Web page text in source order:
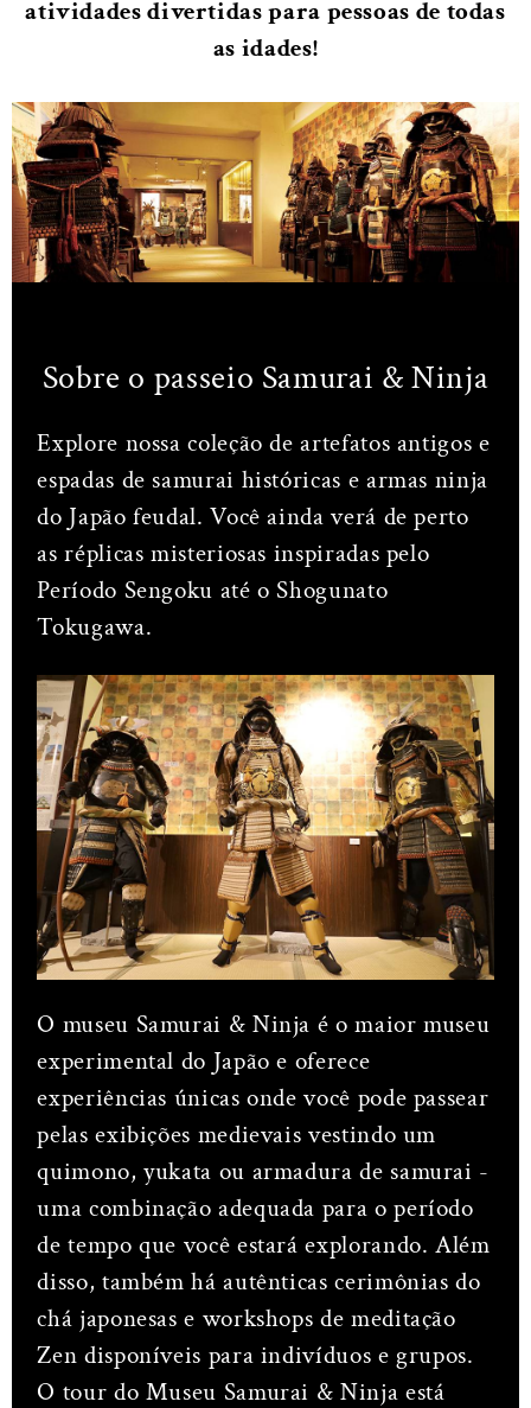
atividades divertidas para pessoas de todas
as idades!
Sobre o passeio Samurai & Ninja
Explore nossa coleção de artefatos antigos e
espadas de samurai históricas e armas ninja
do Japão feudal. Você ainda verá de perto
as réplicas misteriosas inspiradas pelo
Período Sengoku até o Shogunato
Tokugawa.
O museu Samurai & Ninja é o maior museu
experimental do Japão e oferece
experiências únicas onde você pode passear
pelas exibições medievais vestindo um
quimono, yukata ou armadura de samurai -
uma combinação adequada para o período
de tempo que você estará explorando. Além
disso, também há autênticas cerimônias do
chá japonesas e workshops de meditação
Zen disponíveis para indivíduos e grupos.
O tour do Museu Samurai & Ninja está